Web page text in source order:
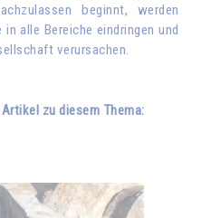
beginnt, werden
alle Bereiche eindringen und
verursachen.
zu diesem Thema: